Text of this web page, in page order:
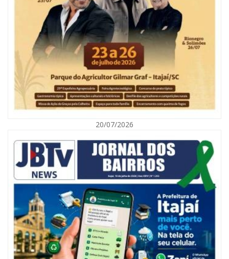
06/08/2026 | 10:04
Ação oferece testes rápidos para HIV, sífilis e hepatites nesta quinta (6) e
sexta-feira (7)
GERAL
20/07/2026